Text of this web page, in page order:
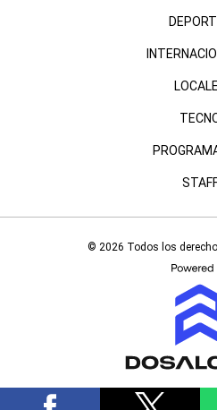
© 2026 Todos los